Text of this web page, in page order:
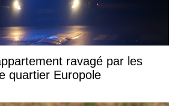
ravagé par les
quartier Europole